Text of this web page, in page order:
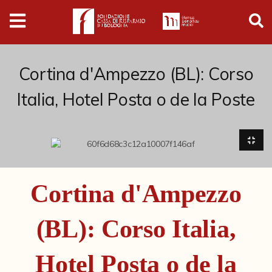
Digital
Humanities
Donazioni
Pubblicazioni
Collezioni
Cataloghi storici
Dipinti
Cortina d'Ampezzo (BL): Corso
Italia, Hotel Posta o de la Poste
Cortina d'Ampezzo
(BL): Corso Italia,
Hotel Posta o de la